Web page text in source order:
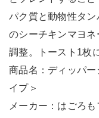
パク質と動物性タ
のシーチキンマヨ
調整。トースト1枚
商品名：ディッパ
イプ＞
メーカー：はごろも